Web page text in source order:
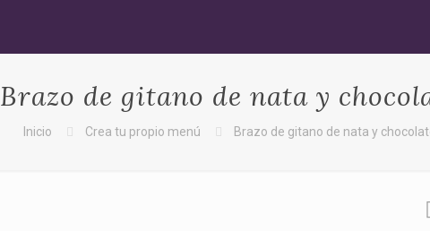
Brazo de gitano de nata y
Inicio Crea tu propio menú Brazo de gitano de nata y